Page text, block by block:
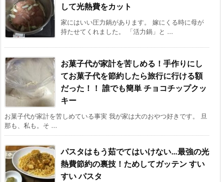
して光熱費をカット
家にはいい圧力鍋があります。 嫁にくる時に母が
持たせてくれました。 「活力鍋」と ...
お菓子代が家計を苦しめる！手作りにし
てお菓子代を節約したら旅行に行ける額
だった！！ 誰でも簡単 チョコチップクッ
キー
お菓子代が家計を苦しめている事実 我が家は大のおやつ好きです。 旦
那も、私も。そ ...
パスタはもう茹でてはいけない…最強の光
熱費節約の裏技！ためしてガッテン すい
すい パスタ